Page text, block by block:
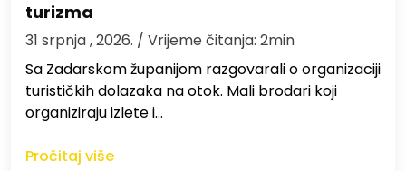
turizma
31 srpnja , 2026. / Vrijeme čitanja: 2min
Sa Zadarskom županijom razgovarali o organizaciji
turističkih dolazaka na otok. Mali brodari koji
organiziraju izlete i…
Pročitaj više